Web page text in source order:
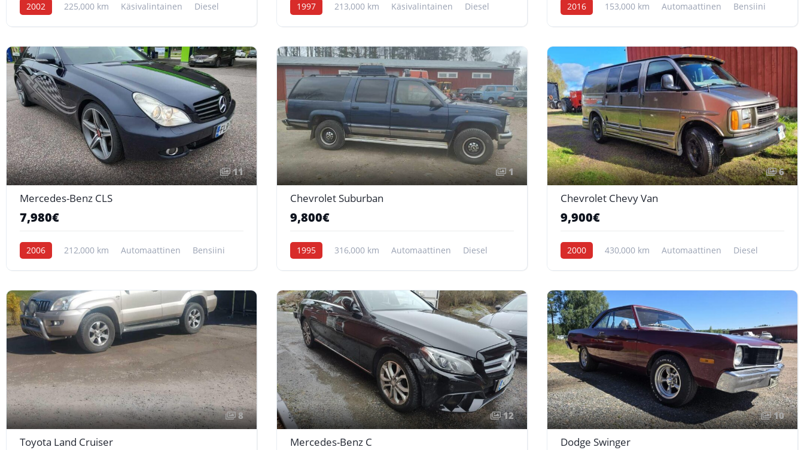
2002 225,000 km Käsivalintainen Diesel 1997 213,000 km Käsivalintainen Diesel 2016 153,000 km Automaattinen Bensiini
11
Mercedes-Benz CLS
7,980€
2006 212,000 km Automaattinen Bensiini
1
Chevrolet Suburban
9,800€
1995 316,000 km Automaattinen Diesel
6
Chevrolet Chevy Van
9,900€
2000 430,000 km Automaattinen Diesel
8
Toyota Land Cruiser
12
Mercedes-Benz C
10
Dodge Swinger